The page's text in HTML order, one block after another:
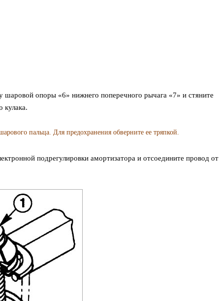
шаровой опоры «6» нижнего поперечного рычага «7» и стяните
кулака.
пальца. Для предохранения обверните ее тряпкой.
подрегулировки амортизатора и отсоедините провод от